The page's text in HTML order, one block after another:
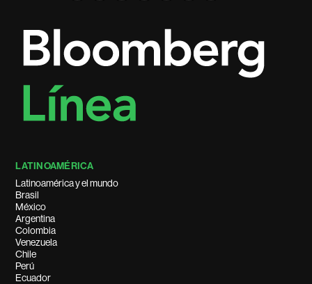
LATINOAMÉRICA
Latinoamérica y el mundo
Brasil
México
Argentina
Colombia
Venezuela
Chile
Perú
Ecuador